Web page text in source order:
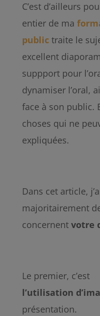
C’est d’ailleurs
entier de ma
publictraite le
excellent
suppport pour
dynamiser l’oral,
face à son public.
choses qui ne
expliquées.
Dans cet article,
majoritairement
concernent votre
Le premier, c’est
l’utilisation
présentation.